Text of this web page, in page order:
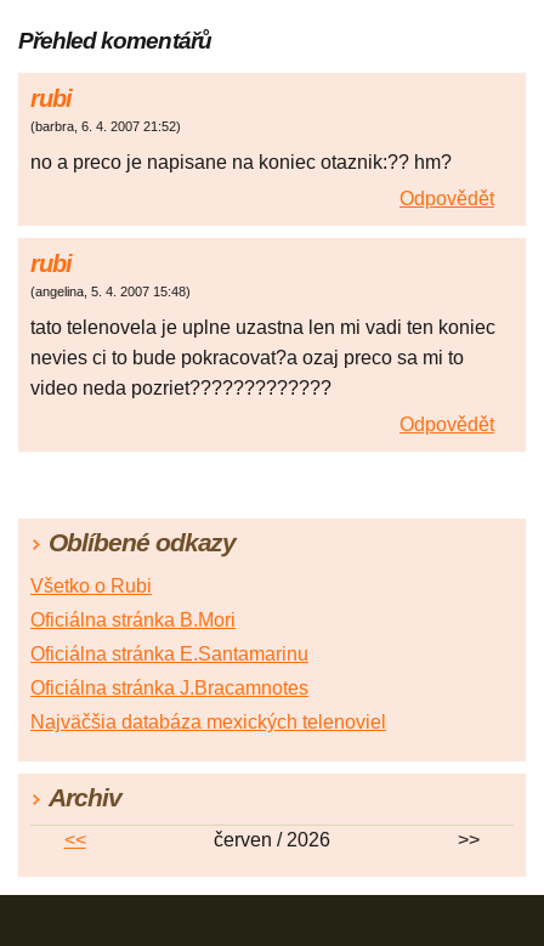
Přehled komentářů
rubi
(barbra, 6. 4. 2007 21:52)
no a preco je napisane na koniec otaznik:?? hm?
Odpovědět
rubi
(angelina, 5. 4. 2007 15:48)
tato telenovela je uplne uzastna len mi vadi ten koniec
nevies ci to bude pokracovat?a ozaj preco sa mi to
video neda pozriet?????????????
Odpovědět
Oblíbené odkazy
Všetko o Rubi
Oficiálna stránka B.Mori
Oficiálna stránka E.Santamarinu
Oficiálna stránka J.Bracamnotes
Najväčšia databáza mexických telenoviel
Archiv
<< červen / 2026 >>